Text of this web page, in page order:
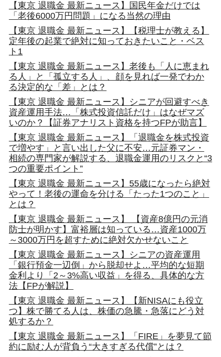
【東京 退職金 最新ニュース】国民年金だけでは
「老後6000万円問題」になる当然の理由
【東京 退職金 最新ニュース】【税理士が教える】
定年後の起業で絶対に知っておきたいこと・ベス
ト1
【東京 退職金 最新ニュース】老後も「人に恵まれ
る人」と「孤立する人」、顔を見れば一発でわか
る決定的な「差」とは？
【東京 退職金 最新ニュース】シニアが回避すべき
資産運用手法…「株式投資信託だけ」はなぜマズ
いのか？【証券アナリスト資格を持つFPが助言】
【東京 退職金 最新ニュース】「退職金を株式投資
で増やす」と言い出した父に不安…元証券マン・
相続の専門家が解説する、退職金運用のリスクと“3
つの重要ポイント”
【東京 退職金 最新ニュース】55歳になったら絶対
やって！老後の運命を分ける「たった1つのこと」
とは？
【東京 退職金 最新ニュース】 【資産8億円の元消
防士が明かす】富裕層は知っている…資産1000万
～3000万円を超すために絶対欠かせないこと
【東京 退職金 最新ニュース】シニアの資産運用
「銀行預金一辺倒」から脱却せよ…平均的な短期
金利より「2～3%高い収益」を得る、具体的な方
法【FPが解説】
【東京 退職金 最新ニュース】【新NISAにも役立
つ】株で勝てる人は、株価の急騰・急落にどう対
処するか？
【東京 退職金 最新ニュース】「FIRE」を夢見て節
約に励む人が背負う“大きすぎる代償”とは？